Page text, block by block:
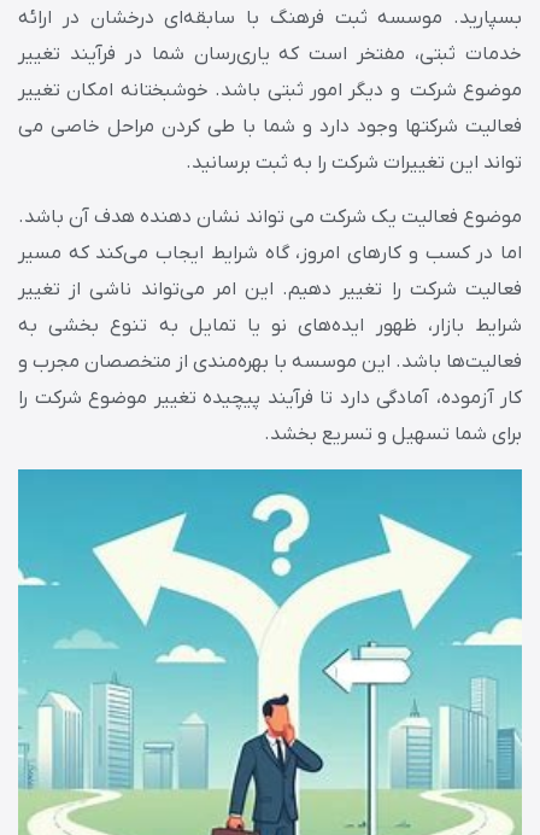
بسپارید. موسسه ثبت فرهنگ با سابقه‌ای درخشان در ارائه
خدمات ثبتی، مفتخر است که یاری‌رسان شما در فرآیند تغییر
موضوع شرکت و دیگر امور ثبتی باشد. خوشبختانه امکان تغییر
فعالیت شرکتها وجود دارد و شما با طی کردن مراحل خاصی می
تواند این تغییرات شرکت را به ثبت برسانید.
موضوع فعالیت یک شرکت می تواند نشان دهنده هدف آن باشد.
اما در کسب و کارهای امروز، گاه شرایط ایجاب می‌کند که مسیر
فعالیت شرکت را تغییر دهیم. این امر می‌تواند ناشی از تغییر
شرایط بازار، ظهور ایده‌های نو یا تمایل به تنوع بخشی به
فعالیت‌ها باشد. این موسسه با بهره‌مندی از متخصصان مجرب و
کار آزموده، آمادگی دارد تا فرآیند پیچیده تغییر موضوع شرکت را
برای شما تسهیل و تسریع بخشد.